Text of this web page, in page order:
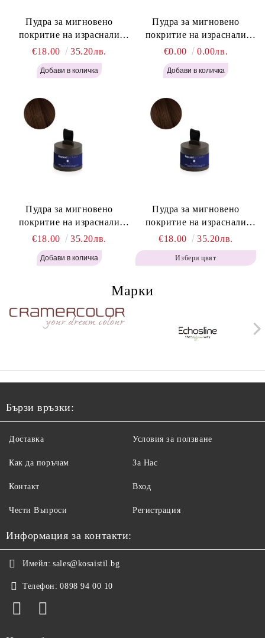
Пудра за мигновено
покритие на израснали
корени Русо - Labor Pro
Instant Retouch Powder -
Blonde H645
€18.00 35.20лв.
Пудра за мигновено
покритие на израснали
корени Светло Кафяво -
Labor Pro Instant Retouch
Powder - Light Brown H644
€0.00 0.00лв.
Пудра за мигновено
покритие на израснали
корени Топло Кафяво -
Labor Pro Instant Retouch
Powder - Warm Brown H643
€18.00 35.20лв.
Пудра за мигновено
покритие на израснали
корени Кафяво - Labor Pro
Instant Retouch Powder -
Brown H642
€18.00 35.20лв.
Избери цвят
Марки
Бързи връзки:
Доставка
Как да поръчам
Контакт
Чести Въпроси
Условия за ползване
За Нас
Вход
Регистрация
Информация за контакти:
Имейл: sales@kosaistil.bg
Телефон: 0898 94 00 10